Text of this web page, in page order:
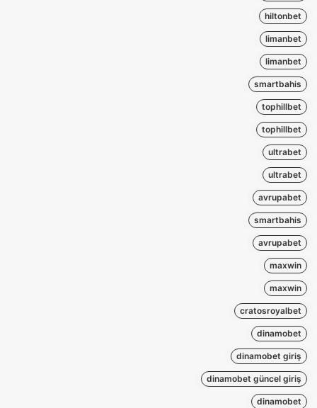
hiltonbet
limanbet
limanbet
smartbahis
tophillbet
tophillbet
ultrabet
ultrabet
avrupabet
smartbahis
avrupabet
maxwin
maxwin
cratosroyalbet
dinamobet
dinamobet giriş
dinamobet güncel giriş
dinamobet